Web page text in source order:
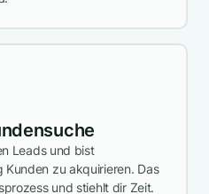
Leads und bist
zu akquirieren. Das
und stiehlt dir Zeit.